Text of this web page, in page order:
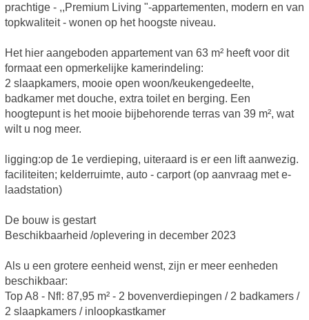
prachtige - ,,Premium Living "-appartementen, modern en van
topkwaliteit - wonen op het hoogste niveau.
Het hier aangeboden appartement van 63 m² heeft voor dit
formaat een opmerkelijke kamerindeling:
2 slaapkamers, mooie open woon/keukengedeelte,
badkamer met douche, extra toilet en berging. Een
hoogtepunt is het mooie bijbehorende terras van 39 m², wat
wilt u nog meer.
ligging:op de 1e verdieping, uiteraard is er een lift aanwezig.
faciliteiten; kelderruimte, auto - carport (op aanvraag met e-
laadstation)
De bouw is gestart
Beschikbaarheid /oplevering in december 2023
Als u een grotere eenheid wenst, zijn er meer eenheden
beschikbaar:
Top A8 - Nfl: 87,95 m² - 2 bovenverdiepingen / 2 badkamers /
2 slaapkamers / inloopkastkamer